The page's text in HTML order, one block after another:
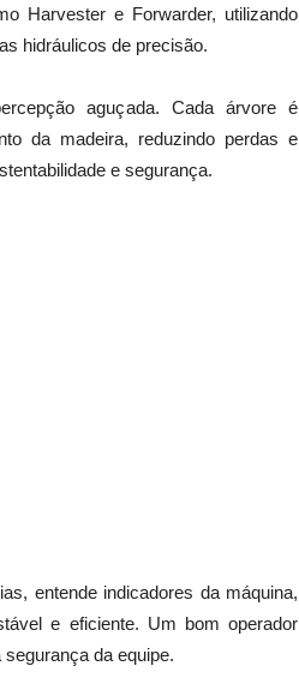
Harvester e Forwarder, utilizando
hidráulicos de precisão.
aguçada. Cada árvore é
da madeira, reduzindo perdas e
e segurança.
entende indicadores da máquina,
e eficiente. Um bom operador
da equipe.